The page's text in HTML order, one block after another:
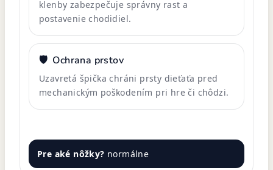
klenby zabezpečuje správny rast a
postavenie chodidiel.
🛡️ Ochrana prstov
Uzavretá špička chráni prsty dieťaťa pred
mechanickým poškodením pri hre či chôdzi.
Pre aké nôžky? normálne